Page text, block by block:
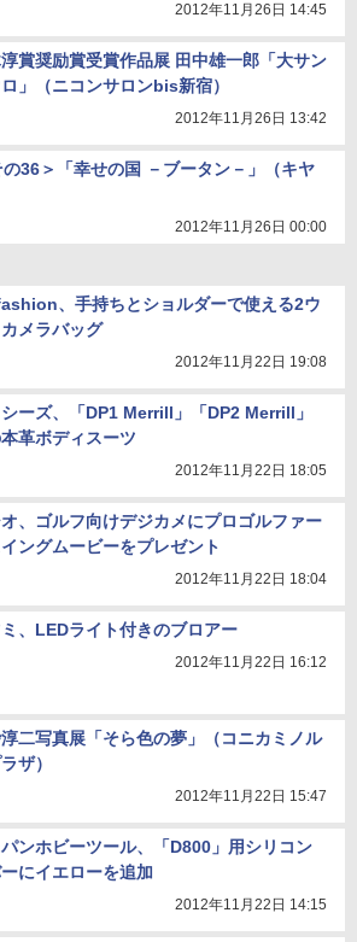
2012年11月26日 14:45
賞奨励賞受賞作品展 田中雄一郎「大サン
」（ニコンサロンbis新宿）
2012年11月26日 13:42
36＞「幸せの国 －ブータン－」（キヤ
2012年11月26日 00:00
、手持ちとショルダーで使える2ウ
メラバッグ
2012年11月22日 19:08
ーズ、「DP1 Merrill」「DP2 Merrill」
革ボディスーツ
2012年11月22日 18:05
、ゴルフ向けデジカメにプロゴルファー
ングムービーをプレゼント
2012年11月22日 18:04
、LEDライト付きのブロアー
2012年11月22日 16:12
二写真展「そら色の夢」（コニカミノル
ザ）
2012年11月22日 15:47
ンホビーツール、「D800」用シリコン
にイエローを追加
2012年11月22日 14:15